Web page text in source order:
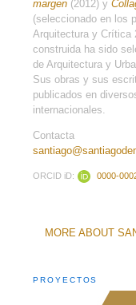
margen (2012) y
(seleccionado en los
Arquitectura y Crítica
construida ha sido
de Arquitectura y
Sus obras y sus
publicados en
internacionales.
ORCID iD: 0000-
MORE ABOUT
PROYECTOS